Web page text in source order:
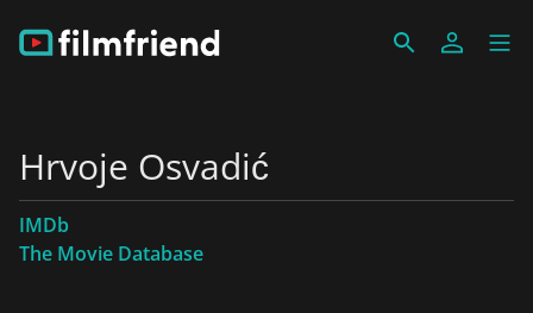
Hrvoje Osvadić
IMDb
The Movie Database